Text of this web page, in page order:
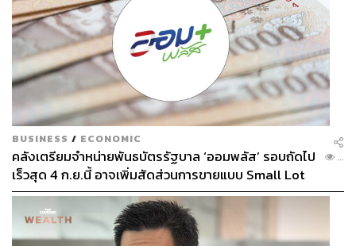
BUSINESS / ECONOMIC
คลังเตรียมจำหน่ายพันธบัตรรัฐบาล ‘ออมพลัส’ รอบถัดไป
เร็วสุด 4 ก.ย.นี้ อาจเพิ่มสัดส่วนการขายแบบ Small Lot
First มากขึ้น
...